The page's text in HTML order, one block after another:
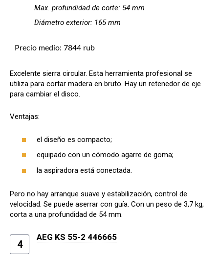
Max. profundidad de corte: 54 mm
Diámetro exterior: 165 mm
Precio medio: 7844 rub
Excelente sierra circular. Esta herramienta profesional se
utiliza para cortar madera en bruto. Hay un retenedor de eje
para cambiar el disco.
Ventajas:
el diseño es compacto;
equipado con un cómodo agarre de goma;
la aspiradora está conectada.
Pero no hay arranque suave y estabilización, control de
velocidad. Se puede aserrar con guía. Con un peso de 3,7 kg,
corta a una profundidad de 54 mm.
4
AEG KS 55-2 446665